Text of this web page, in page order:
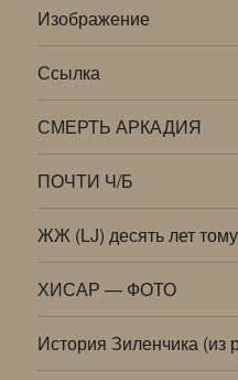
Изображение
Ссылка
СМЕРТЬ АРКАДИЯ
ПОЧТИ Ч/Б
ЖЖ (LJ) десять лет
ХИСАР — ФОТО
История Зиленчика (из